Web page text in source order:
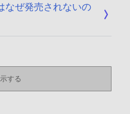
なぜ発売されないの
する